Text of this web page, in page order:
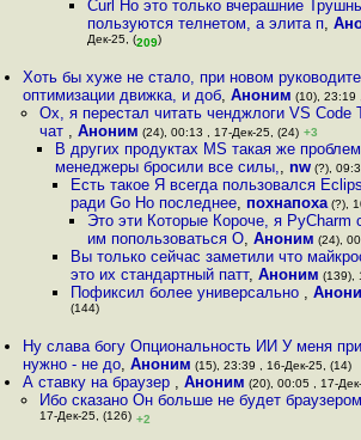
Curl Но это только вчерашние
пользуются телнетом, а элита п,
Дек-25, (209)
Хоть бы хуже не стало, при новом
оптимизации движка, и доб,Аноним (10), 23:19
Ох, я перестал читать ченджлоги VS
чат , Аноним (24), 00:13 , 17-Дек-25, (24) +3
В других продуктах MS такая же
менеджеры бросили все силы,, nw(?),
Есть такое Я всегда пользовался
ради Go Но последнее, похнапоха (?),
Это эти Которые Короче, я PyCharm
им попользоваться О, Аноним (24),
Вы только сейчас заметили что
это их стандартный патт,Аноним (139),
Пофиксил более универсально ,
(144)
Ну слава богу Опциональность ИИ У меня
нужно - не до,Аноним (15), 23:39 , 16-Дек-25, (14)
А ставку на браузер ,Аноним (20), 00:05 , 17-
Ибо сказано Он больше не будет браузером
17-Дек-25, (126) +2